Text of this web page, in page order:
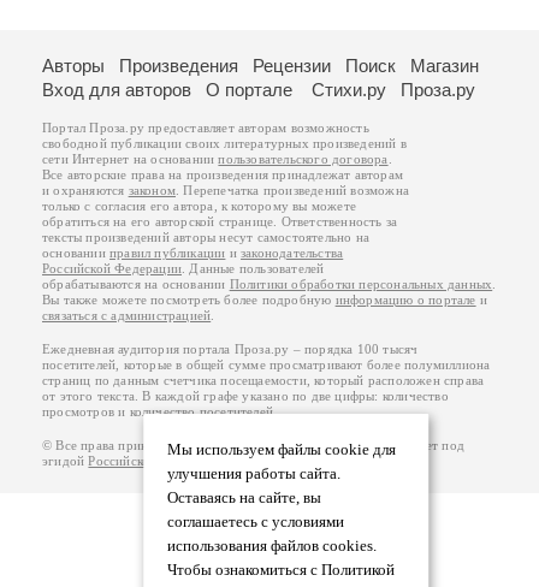
Мы используем файлы cookie для
улучшения работы сайта.
Оставаясь на сайте, вы
соглашаетесь с условиями
использования файлов cookies.
Чтобы ознакомиться с Политикой
Авторы Произведения Рецензии Поиск
Магазин
Вход для авторов
О портале Стихи.ру Проза.ру
Портал Проза.ру предоставляет авторам возможность
свободной публикации своих литературных произведений в
сети Интернет на основаниипользовательского договора
Все авторские права на произведения принадлежат авторам
и охраняются законом . Перепечатка произведений возможна
только с согласия его автора, к которому вы можете
обратиться на его авторской странице. Ответственность за
тексты произведений авторы несут самостоятельно на
основанииправил публикации изаконодательства
Российской Федерации . Данные пользователей
обрабатываются на основании Политики обработки персональных данных
Вы также можете посмотреть более подробную информацию о портале и
связаться с администрацией
Ежедневная аудитория портала Проза.ру – порядка 100 тысяч
посетителей, которые в общей сумме просматривают более полумиллиона
страниц по данным счетчика посещаемости, который расположен справа
от этого текста. В каждой графе указано по две цифры: количество
просмотров и количество посетителей.
© Все права принадлежат авторам, 2000-2026. Портал работает под
эгидойРоссийского союза писателей 18+